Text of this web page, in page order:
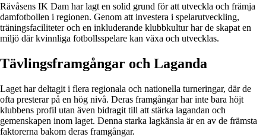
Rävåsens IK Dam har lagt en solid grund för att utveckla och främja
damfotbollen i regionen. Genom att investera i spelarutveckling,
träningsfaciliteter och en inkluderande klubbkultur har de skapat en
miljö där kvinnliga fotbollsspelare kan växa och utvecklas.
Tävlingsframgångar och Laganda
Laget har deltagit i flera regionala och nationella turneringar, där de
ofta presterar på en hög nivå. Deras framgångar har inte bara höjt
klubbens profil utan även bidragit till att stärka lagandan och
gemenskapen inom laget. Denna starka lagkänsla är en av de främsta
faktorerna bakom deras framgångar.